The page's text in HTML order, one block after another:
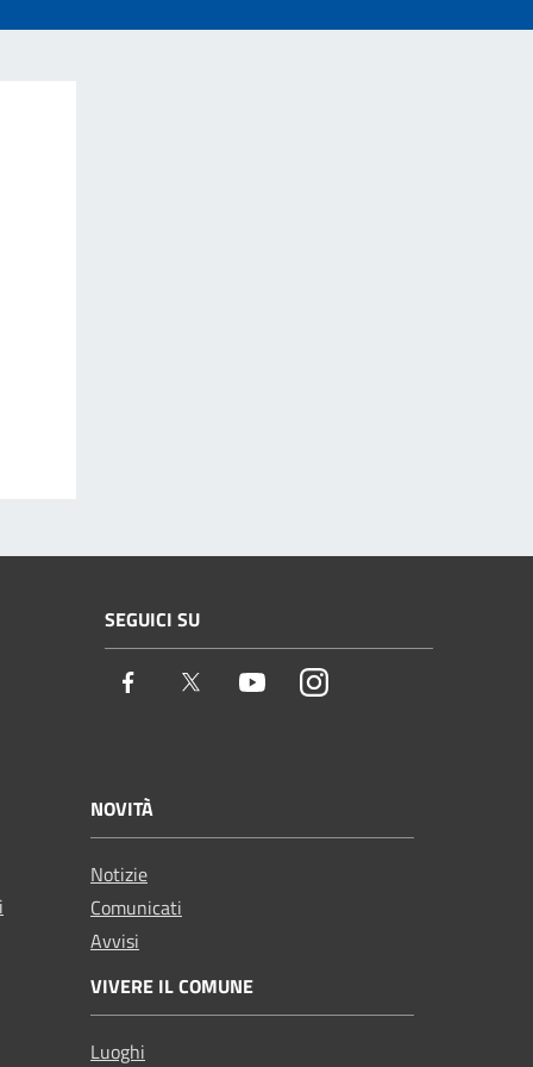
SEGUICI SU
Facebook Twitter YoutubeInstagram
NOVITÀ
Notizie
Comunicati
Avvisi
VIVERE IL COMUNE
Luoghi